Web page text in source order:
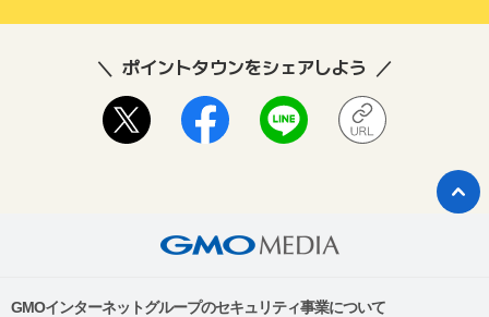
ポイントタウンをシェアしよう
GMOインターネットグループのセキュリティ事業について